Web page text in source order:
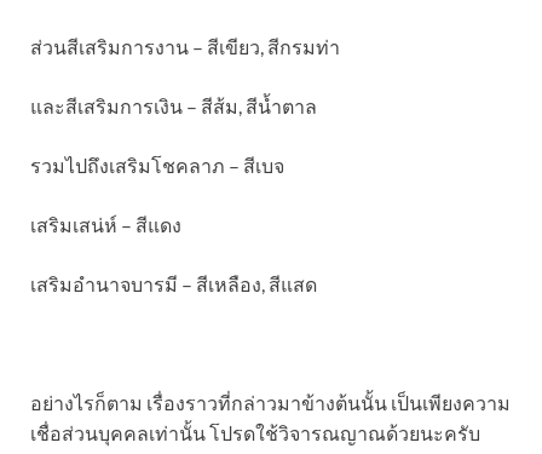
ส่วนสีเสริมการงาน – สีเขียว, สีกรมท่า
และสีเสริมการเงิน – สีส้ม, สีน้ำตาล
รวมไปถึงเสริมโชคลาภ – สีเบจ
เสริมเสน่ห์ – สีแดง
เสริมอำนาจบารมี – สีเหลือง, สีแสด
อย่างไรก็ตาม เรื่องราวที่กล่าวมาข้างต้นนั้น เป็นเพียงความ
เชื่อส่วนบุคคลเท่านั้น โปรดใช้วิจารณญาณด้วยนะครับ